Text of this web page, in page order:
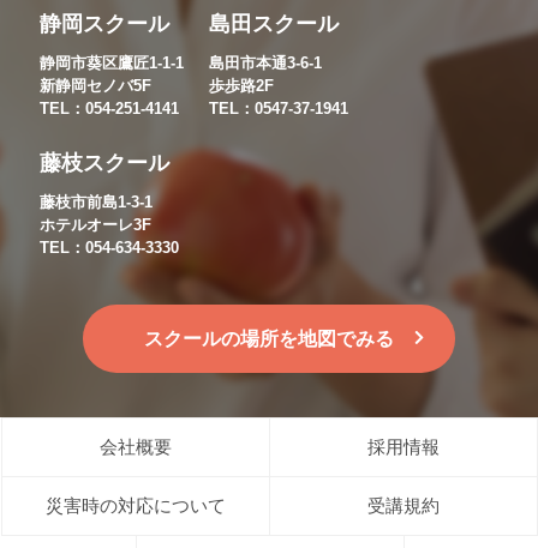
静岡スクール
静岡市葵区鷹匠1-1-1
新静岡セノバ5F
TEL：054-251-4141
島田スクール
島田市本通3-6-1
歩歩路2F
TEL：0547-37-1941
藤枝スクール
藤枝市前島1-3-1
ホテルオーレ3F
TEL：054-634-3330
スクールの場所を地図でみる
会社概要 採用情報
災害時の対応について 受講規約